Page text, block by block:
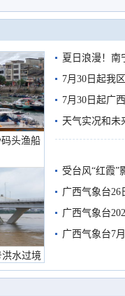
头渔船
洪水过境
夏日浪漫！南
7月30日起我
7月30日起广
天气实况和未
受台风“红霞”
有较强降雨
广西气象台26
广西气象台
预警
广西气象台7